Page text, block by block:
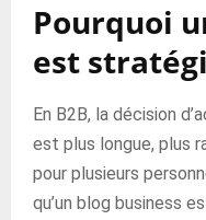
Pourquoi
est
En B2B, la décision
est plus longue, plus
pour plusieurs
qu’un blog business